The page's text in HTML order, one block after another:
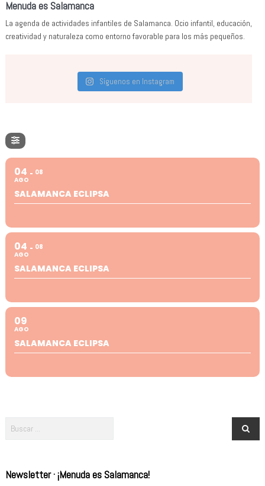
Menuda es Salamanca
La agenda de actividades infantiles de Salamanca. Ocio infantil, educación,
creatividad y naturaleza como entorno favorable para los más pequeños.
Síguenos en Instagram
04
AGO
08
SALAMANCA ECLIPSA
04
AGO
08
SALAMANCA ECLIPSA
09
AGO
SALAMANCA ECLIPSA
Newsletter · ¡Menuda es Salamanca!